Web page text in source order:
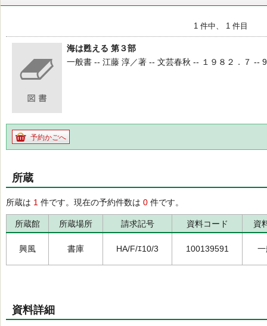
1 件中、 1 件目
海は甦える 第３部
一般書 -- 江藤 淳／著 -- 文芸春秋 -- １９８２．７ --
予約かごへ
所蔵
所蔵は 1 件です。現在の予約件数は 0 件です。
所蔵館 所蔵場所 請求記号 資料コード 資
興風 書庫 HA/F/ｴ10/3 100139591
資料詳細